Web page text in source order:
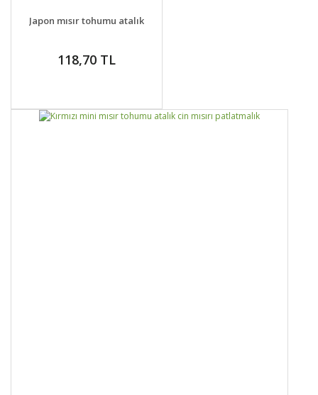
SEPETE EKLE
Japon mısır tohumu atalık
118,70 TL